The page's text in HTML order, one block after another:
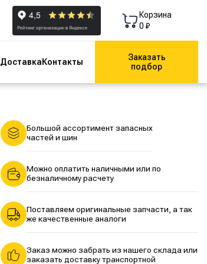
Корзина
0 ₽
ДоставкаКонтакты
Заказать
подбор
Большой ассортимент запасных
частей и шин
Можно оплатить наличными или по
безналичному расчету
Поставляем оригинальные запчасти, а так
же качественные аналоги
Заказ можно забрать из нашего склада или
заказать доставку транспортной